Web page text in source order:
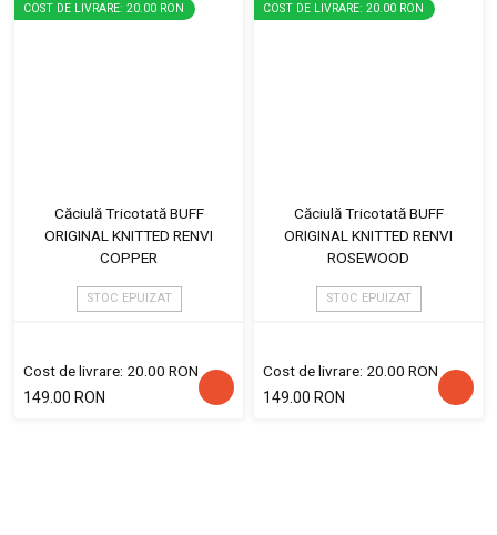
COST DE LIVRARE: 20.00 RON
Căciulă Tricotată BUFF
ORIGINAL KNITTED RENVI
COPPER
STOC EPUIZAT
Cost de livrare: 20.00 RON
149.00 RON
COST DE LIVRARE: 20.00 RON
Căciulă Tricotată BUFF
ORIGINAL KNITTED RENVI
ROSEWOOD
STOC EPUIZAT
Cost de livrare: 20.00 RON
149.00 RON